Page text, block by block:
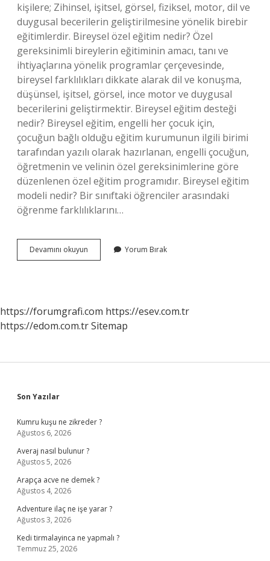
kişilere; Zihinsel, işitsel, görsel, fiziksel, motor, dil ve
duygusal becerilerin geliştirilmesine yönelik birebir
eğitimlerdir. Bireysel özel eğitim nedir? Özel
gereksinimli bireylerin eğitiminin amacı, tanı ve
ihtiyaçlarına yönelik programlar çerçevesinde,
bireysel farklılıkları dikkate alarak dil ve konuşma,
düşünsel, işitsel, görsel, ince motor ve duygusal
becerilerini geliştirmektir. Bireysel eğitim desteği
nedir? Bireysel eğitim, engelli her çocuk için,
çocuğun bağlı olduğu eğitim kurumunun ilgili birimi
tarafından yazılı olarak hazırlanan, engelli çocuğun,
öğretmenin ve velinin özel gereksinimlerine göre
düzenlenen özel eğitim programıdır. Bireysel eğitim
modeli nedir? Bir sınıftaki öğrenciler arasındaki
öğrenme farklılıklarını…
Devamını okuyun Bireysel
Eğitim
Yorum Bırak
https://forumgrafi.com https://esev.com.tr
https://edom.com.trSitemap
Sidebar
Son Yazılar
Kumru kuşu ne zikreder ?
Ağustos 6, 2026
Averaj nasıl bulunur ?
Ağustos 5, 2026
Arapça acve ne demek ?
Ağustos 4, 2026
Adventure ilaç ne işe yarar ?
Ağustos 3, 2026
Kedi tirmalayinca ne yapmalı ?
Temmuz 25, 2026